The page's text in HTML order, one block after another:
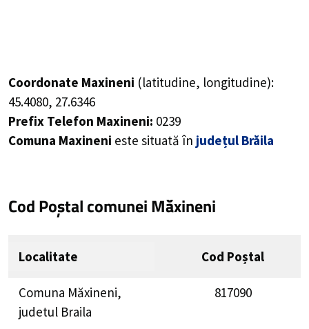
Coordonate Maxineni (latitudine, longitudine):
45.4080, 27.6346
Prefix Telefon Maxineni: 0239
Comuna Maxineni este situată în județul Brăila
Cod Poștal comunei Măxineni
Localitate Cod Poștal
Comuna Măxineni,
judetul Braila
817090